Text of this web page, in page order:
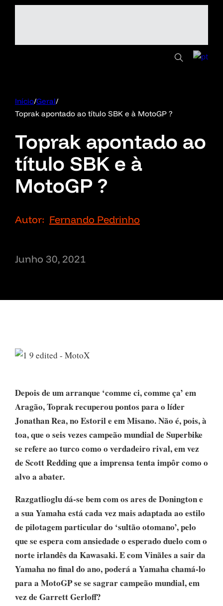
Início/Geral/
Toprak apontado ao título SBK e à MotoGP ?
Toprak apontado ao
título SBK e à
MotoGP ?
Autor: Fernando Pedrinho
Junho 30, 2021
Depois de um arranque ‘comme ci, comme ça’ em
Aragão, Toprak recuperou pontos para o líder
Jonathan Rea, no Estoril e em Misano. Não é, pois, à
toa, que o seis vezes campeão mundial de Superbike
se refere ao turco como o verdadeiro rival, em vez
de Scott Redding que a imprensa tenta impôr como o
alvo a abater.
Razgatlioglu dá-se bem com os ares de Donington e
a sua Yamaha está cada vez mais adaptada ao estilo
de pilotagem particular do ‘sultão otomano’, pelo
que se espera com ansiedade o esperado duelo com o
norte irlandês da Kawasaki. E com Vinãles a sair da
Yamaha no final do ano, poderá a Yamaha chamá-lo
para a MotoGP se se sagrar campeão mundial, em
vez de Garrett Gerloff?